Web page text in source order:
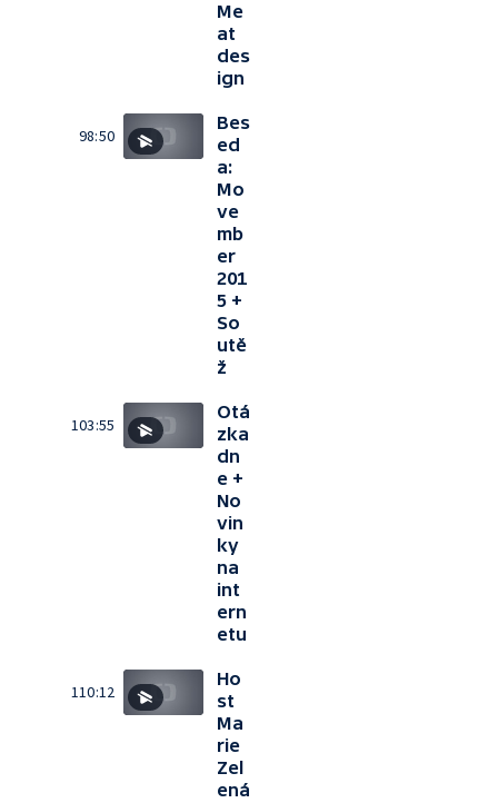
Me
at
des
ign
98:50
Bes
ed
a:
Mo
ve
mb
er
201
5 +
So
utě
ž
103:55
Otá
zka
dn
e +
No
vin
ky
na
int
ern
etu
110:12
Ho
st
Ma
rie
Zel
ená